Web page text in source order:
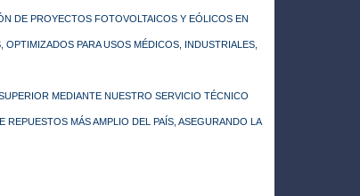
DE PROYECTOS FOTOVOLTAICOS Y EÓLICOS EN
PARA USOS MÉDICOS, INDUSTRIALES,
MEDIANTE NUESTRO SERVICIO TÉCNICO
MÁS AMPLIO DEL PAÍS, ASEGURANDO LA